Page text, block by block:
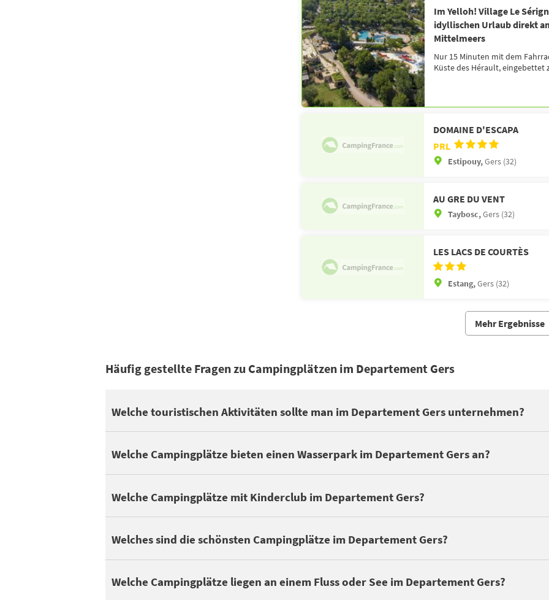
Im Yelloh! Village Le
idyllischen Urlaub direkt
Mittelmeers
Nur 15 Minuten mit dem
Küste des Hérault, eingebettet
DOMAINE D'ESCAPA
PRL
Estipouy,Gers (32)
AU GRE DU VENT
Taybosc,Gers (32)
LES LACS DE COURTÈS
Estang,Gers (32)
Mehr Ergebnisse
Häufig gestellte Fragen zu Campingplätzen im Departement Gers
Welche touristischen Aktivitäten sollte man im Departement Gers unternehmen?
Sie können profiter de vos vacances im Departement Gers pour découvrir ces lieux culturels : ÉGLISE DE
Welche Campingplätze bieten einen Wasserpark im Departement Gers an?
Während 31 Campingplätze im Departement Gers mindestens einen Swimmingpool haben, bieten nur
Sehen Sie sich unsere Auswahl anCampingplätze mit einem Hallenbad im Departement Gersan.
Welche Campingplätze mit Kinderclub im Departement Gers?
Kinder und Jugendliche schätzen das Zelten, um neue Freunde zu finden. Das ist umso leichter wenn
Welches sind die schönsten Campingplätze im Departement Gers?
Ein schöner Campingplatz ist nicht immer nur eine Frage der Klassifizierung: der Charme, die
Welche Campingplätze liegen an einem Fluss oder See im Departement Gers?
Im Departement Gers, kann man 32 Campingplätze an einem See oder Fluss finden. Entdecken Sie die